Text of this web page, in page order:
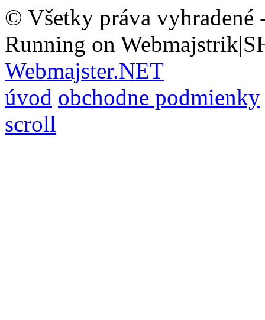
© Všetky práva vyhradené
Running on
Webmajster.NET
úvod obchodne podmienky
scroll